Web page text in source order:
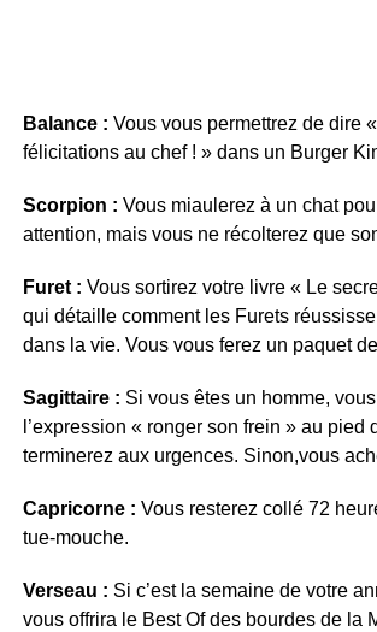
Balance : Vous vous permettrez de dire
félicitations au chef ! » dans un Burger
Scorpion : Vous miaulerez à un chat
attention, mais vous ne récolterez que
Furet : Vous sortirez votre livre « Le
qui détaille comment les Furets
dans la vie. Vous vous ferez un paquet
Sagittaire : Si vous êtes un homme,
l’expression « ronger son frein » au pied
terminerez aux urgences. Sinon,vous
Capricorne : Vous resterez collé 72
tue-mouche.
Verseau : Si c’est la semaine de votre
vous offrira le Best Of des bourdes de la